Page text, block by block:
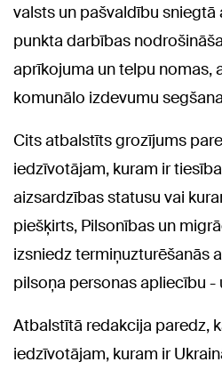
valsts un pašvaldību
punkta darbības
aprīkojuma un telpu nomas,
komunālo izdevumu
Cits atbalstīts grozījums
iedzīvotājam, kuram ir
aizsardzības statusu vai
piešķirts, Pilsonības un
izsniedz termiņuzturēšanās
pilsoņa personas apliecību -
Atbalstītā redakcija paredz,
iedzīvotājam, kuram ir